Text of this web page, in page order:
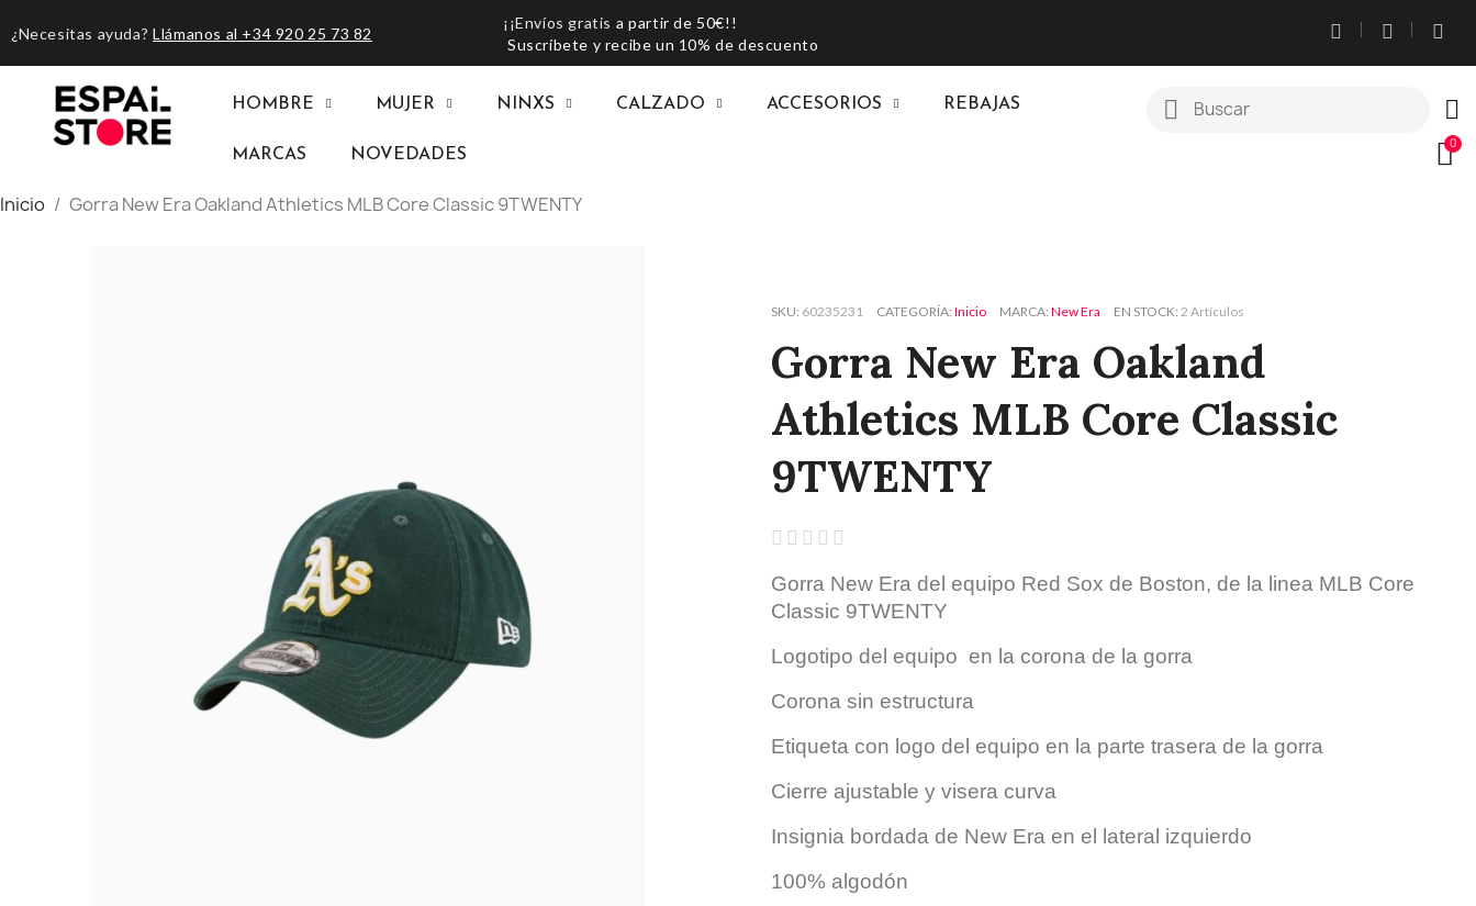
¿Necesitas ayuda? Llámanos al +34 920 25 73 82
¡¡Envíos gratis a partir de 50€!!
Suscríbete y recibe un 10% de descuento
HOMBRE MUJER NINXS CALZADO ACCESORIOS REBAJAS
MARCAS NOVEDADES
Inicio Gorra New Era Oakland Athletics MLB Core Classic 9TWENTY
SKU 60235231 CATEGORÍA Inicio MARCA New Era EN STOCK 2 Artículos
Gorra New Era Oakland
Athletics MLB Core Classic
9TWENTY
    
Gorra New Era del equipo Red Sox de Boston, de la linea MLB Core
Classic 9TWENTY
Logotipo del equipo en la corona de la gorra
Corona sin estructura
Etiqueta con logo del equipo en la parte trasera de la gorra
Cierre ajustable y visera curva
Insignia bordada de New Era en el lateral izquierdo
100% algodón